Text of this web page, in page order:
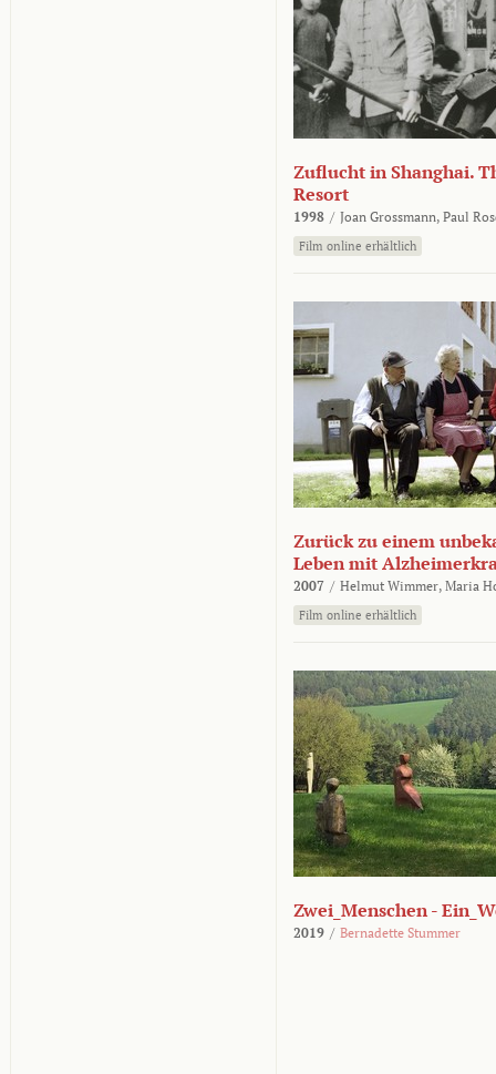
Zuflucht in Shanghai.
Resort
1998 / Joan Grossmann, Paul
Film online erhältlich
Zurück zu einem
Leben mit
2007 / Helmut Wimmer, Maria
Film online erhältlich
Zwei_Menschen -
2019 / Bernadette Stummer